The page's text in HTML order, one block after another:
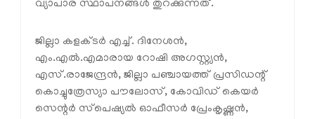
വ്യാപാര സ്ഥാപനങ്ങള്‍ തുറക്കുന്നത്.
ജില്ലാ കളക്ടര്‍ എച്ച്. ദിനേശന്‍,
എം.എല്‍.എമാരായ റോഷി അഗസ്റ്റ്യന്‍,
എസ്.രാജേന്ദ്രന്‍, ജില്ലാ പഞ്ചായത്ത് പ്രസിഡന്റ്
കൊച്ചുത്രേസ്യാ പൗലോസ്, കോവിഡ് കെയര്‍
സെന്റര്‍ സ്‌പെഷ്യല്‍ ഓഫീസര്‍ പ്രേംകൃഷ്ണന്‍,